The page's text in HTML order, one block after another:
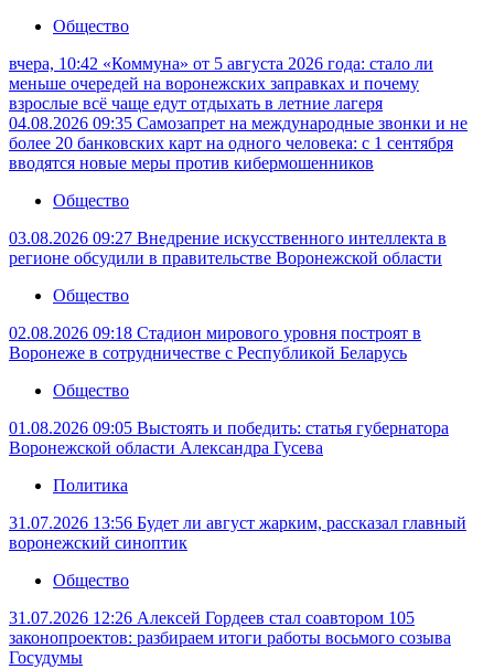
Общество
вчера, 10:42 «Коммуна» от 5 августа 2026 года: стало ли
меньше очередей на воронежских заправках и почему
взрослые всё чаще едут отдыхать в летние лагеря
04.08.2026 09:35 Самозапрет на международные звонки и не
более 20 банковских карт на одного человека: с 1 сентября
вводятся новые меры против кибермошенников
Общество
03.08.2026 09:27 Внедрение искусственного интеллекта в
регионе обсудили в правительстве Воронежской области
Общество
02.08.2026 09:18 Стадион мирового уровня построят в
Воронеже в сотрудничестве с Республикой Беларусь
Общество
01.08.2026 09:05 Выстоять и победить: статья губернатора
Воронежской области Александра Гусева
Политика
31.07.2026 13:56 Будет ли август жарким, рассказал главный
воронежский синоптик
Общество
31.07.2026 12:26 Алексей Гордеев стал соавтором 105
законопроектов: разбираем итоги работы восьмого созыва
Госудумы